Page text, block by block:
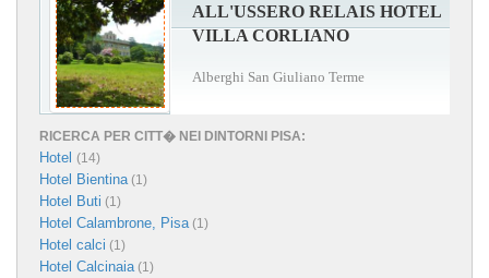
ALL'USSERO RELAIS HOTEL
VILLA CORLIANO
Alberghi San Giuliano Terme
RICERCA PER CITT� NEI DINTORNI PISA:
Hotel (14)
Hotel Bientina (1)
Hotel Buti (1)
Hotel Calambrone, Pisa (1)
Hotel calci (1)
Hotel Calcinaia (1)